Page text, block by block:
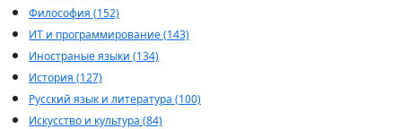
Философия (152)
ИТ и программирование (143)
Иностраные языки (134)
История (127)
Русский язык и литература (100)
Искусство и культура (84)